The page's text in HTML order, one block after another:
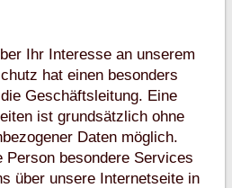
Ihr Interesse an unserem
hat einen besonders
Geschäftsleitung. Eine
ist grundsätzlich ohne
Daten möglich.
Person besondere Services
über unsere Internetseite in